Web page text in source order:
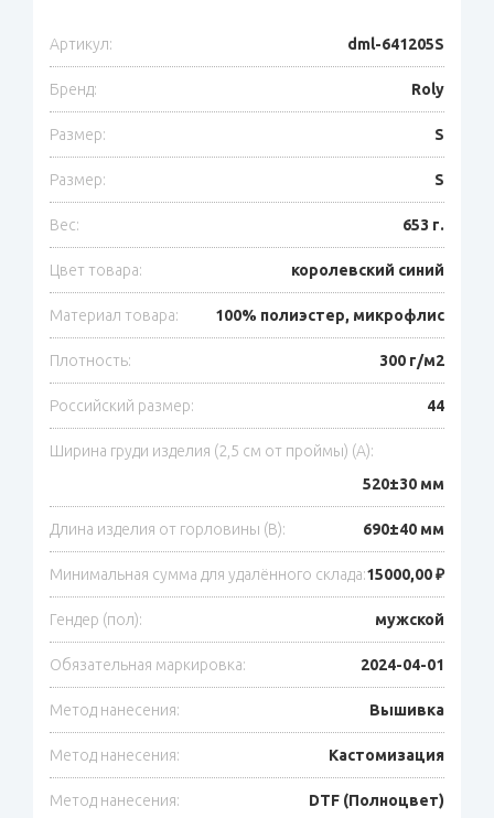
Артикул: dml-641205S
Бренд: Roly
Размер: S
Размер: S
Вес: 653 г.
Цвет товара: королевский синий
Материал товара: 100% полиэстер, микрофлис
Плотность: 300 г/м2
Российский размер: 44
Ширина груди изделия (2,5 см от проймы) (A):
520±30 мм
Длина изделия от горловины (B): 690±40 мм
Минимальная сумма для удалённого склада:15000,00 ₽
Гендер (пол): мужской
Обязательная маркировка: 2024-04-01
Метод нанесения: Вышивка
Метод нанесения: Кастомизация
Метод нанесения: DTF (Полноцвет)